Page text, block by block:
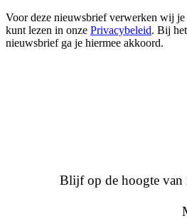
Voor deze nieuwsbrief verwerken wij je
kunt lezen in onze Privacybeleid. Bij
nieuwsbrief ga je hiermee akkoord.
Blijf op de hoogte van